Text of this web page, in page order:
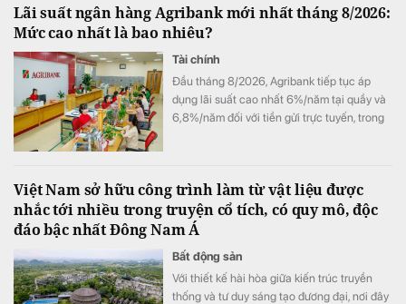
Lãi suất ngân hàng Agribank mới nhất tháng 8/2026:
Mức cao nhất là bao nhiêu?
Tài chính
Đầu tháng 8/2026, Agribank tiếp tục áp
dụng lãi suất cao nhất 6%/năm tại quầy và
6,8%/năm đối với tiền gửi trực tuyến, trong
Việt Nam sở hữu công trình làm từ vật liệu được
nhắc tới nhiều trong truyện cổ tích, có quy mô, độc
đáo bậc nhất Đông Nam Á
Bất động sản
Với thiết kế hài hòa giữa kiến trúc truyền
thống và tư duy sáng tạo đương đại, nơi đây